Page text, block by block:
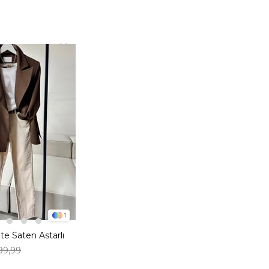
1
Saten Astarlı